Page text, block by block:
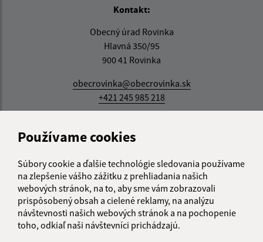
Používame cookies
Súbory cookie a ďalšie technológie sledovania používame
na zlepšenie vášho zážitku z prehliadania našich
webových stránok, na to, aby sme vám zobrazovali
prispôsobený obsah a cielené reklamy, na analýzu
návštevnosti našich webových stránok a na pochopenie
toho, odkiaľ naši návštevníci prichádzajú.
Kontakt:
Obecný úrad Rovinka
Hlavná 350/95
900 41 Rovinka
obecrovinka@obecrovinka.sk
+421 245 985 218